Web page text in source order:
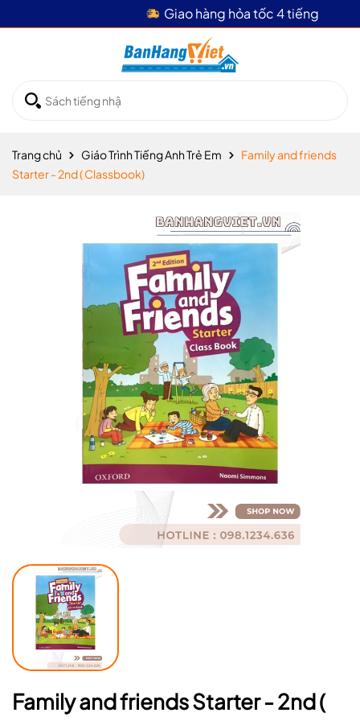
Giao hàng hỏa tốc 4 tiếng
Trang chủ Giáo Trình Tiếng Anh Trẻ Em
Family and friends
Starter - 2nd ( Classbook)
Family and friends Starter - 2nd (
Mã giảm giá:
Ngày hết hạn: